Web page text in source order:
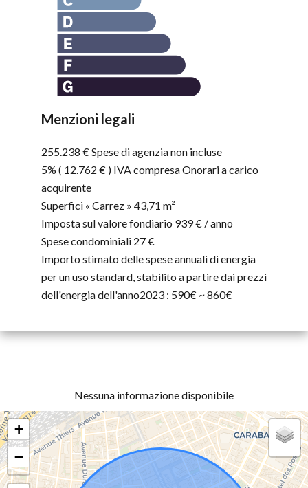
Menzioni legali
255.238 € Spese di agenzia non incluse
5% ( 12.762 € ) IVA compresa Onorari a carico
acquirente
Superfici « Carrez » 43,71 m²
Imposta sul valore fondiario 939 € / anno
Spese condominiali 27 €
Importo stimato delle spese annuali di energia
per un uso standard, stabilito a partire dai prezzi
dell'energia dell'anno2023 : 590€ ~ 860€
Nessuna informazione disponibile
+
−